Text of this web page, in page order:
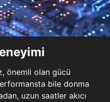
önemli olan gücü
bile donma
uzun saatler akıcı